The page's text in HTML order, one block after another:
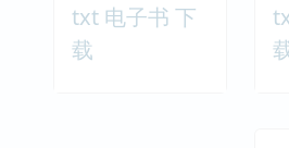
txt 电子书 下
载